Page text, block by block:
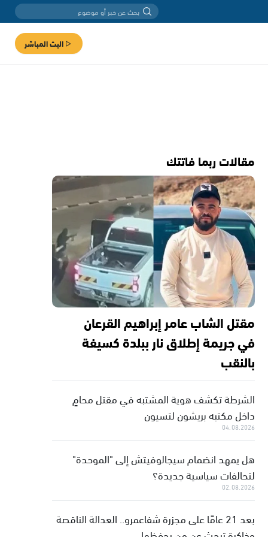
البث المباشر
مقالات ربما فاتتك
مقتل الشاب عامر إبراهيم القرعان
في جريمة إطلاق نار ببلدة كسيفة
بالنقب
الشرطة تكشف هوية المشتبه في مقتل محامٍ
داخل مكتبه بريشون لتسيون
04.08.2026
هل يمهد انضمام سيجالوفيتش إلى "الموحدة"
لتحالفات سياسية جديدة؟
02.08.2026
بعد 21 عامًا على مجزرة شفاعمرو.. العدالة الناقصة